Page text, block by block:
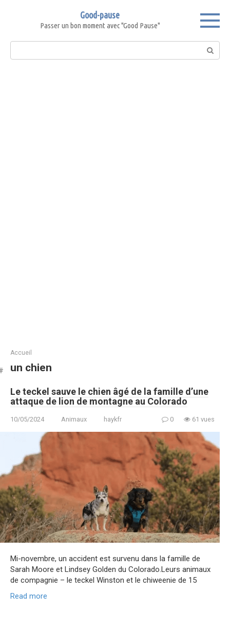
Good-pause
Passer un bon moment avec "Good Pause"
Search:
Accueil
un chien
Le teckel sauve le chien âgé de la famille d’une
attaque de lion de montagne au Colorado
10/05/2024 Animaux haykfr 0 61 vues
Mi-novembre, un accident est survenu dans la famille de
Sarah Moore et Lindsey Golden du Colorado.Leurs animaux
de compagnie – le teckel Winston et le chiweenie de 15
Read more